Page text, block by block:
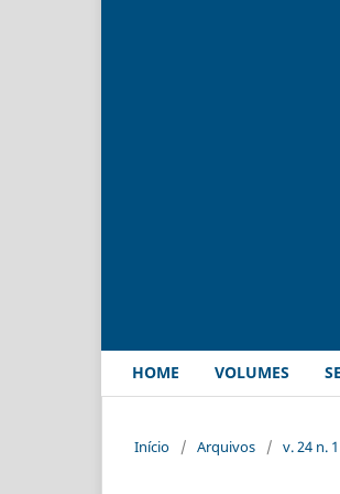
HOME VOLUMES
Início / Arquivos / v. 24 n.